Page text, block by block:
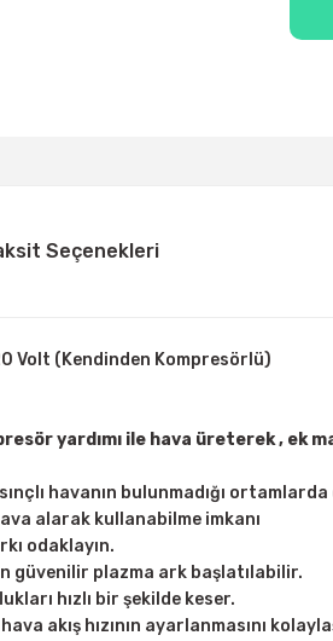
Seçenekleri
Volt (Kendinden Kompresörlü)
yardımı ile hava üreterek ,
havanın bulunmadığı ortamlarda
alarak kullanabilme imkanı
odaklayın.
güvenilir plazma ark başlatılabilir.
hızlı bir şekilde keser.
akış hızının ayarlanmasını